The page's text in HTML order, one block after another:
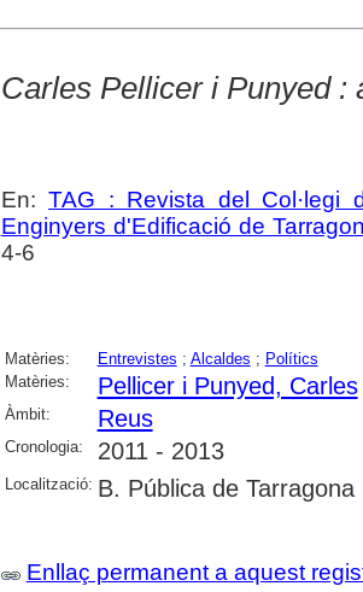
Carles Pellicer i Punyed :
En:TAG : Revista del Col·legi
Enginyers d'Edificació de
4-6
Matèries: Entrevistes ; Alcaldes ; Polítics
Matèries:
Pellicer i Punyed, Carles
Àmbit: Reus
Cronologia: 2011 - 2013
Localització: B. Pública de Tarragona
Enllaç permanent a aquest